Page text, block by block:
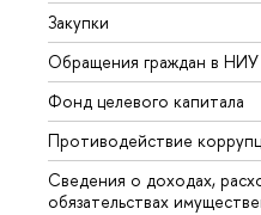
Закупки
Обращения граждан в
Фонд целевого капитала
Противодействие
Сведения о доходах,
обязательствах